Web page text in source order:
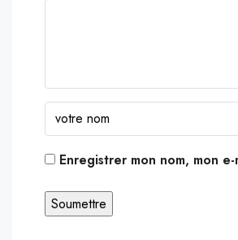
Enregistrer mon nom, mon